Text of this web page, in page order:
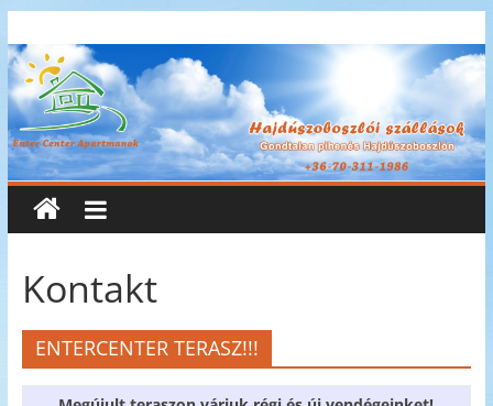
to
content
Enter
Center
Apartmanok
Enter
Kontakt
ENTERCENTER TERASZ!!!